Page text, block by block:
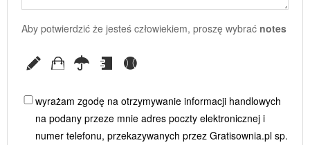
Aby potwierdzić że jesteś człowiekiem, proszę wybrać notes
wyrażam zgodę na otrzymywanie informacji handlowych
na podany przeze mnie adres poczty elektronicznej i
numer telefonu, przekazywanych przez Gratisownia.pl sp.